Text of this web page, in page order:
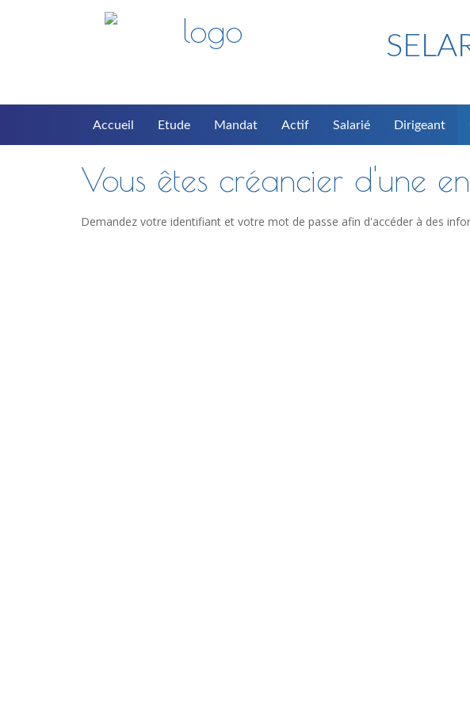
Accueil Etude Mandat Actif Salarié Dirigeant
Vous êtes créancier d'une
Demandez votre identifiant et votre mot de passe afin d'accéder à des